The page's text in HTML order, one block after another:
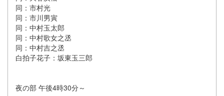
同：市村光
同：市川男寅
同：中村玉太郎
同：中村歌女之丞
同：中村吉之丞
白拍子花子：坂東玉三郎
夜の部 午後4時30分～